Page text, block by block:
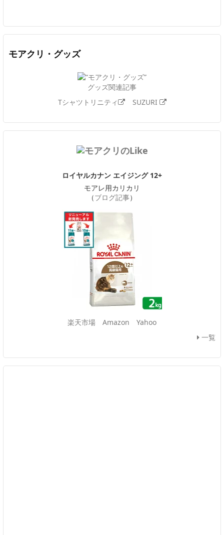
モアクリ・グッズ
グッズ関連記事
Tシャツトリニティ
SUZURI
ロイヤルカナン エイジング 12+
モアレ用カリカリ
（ブログ記事）
楽天市場 Amazon
Yahoo
一覧